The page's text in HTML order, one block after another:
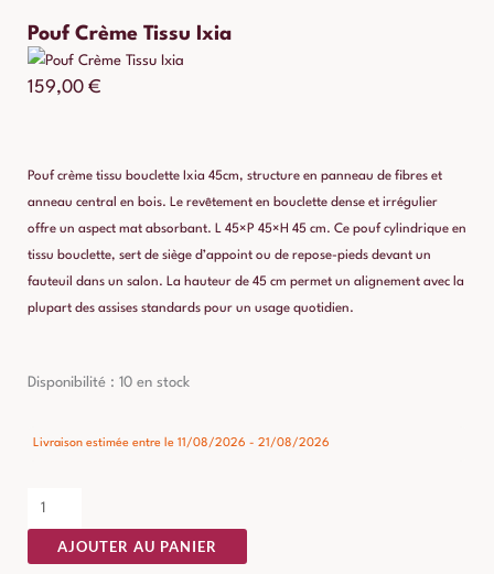
Pouf Crème Tissu Ixia
159,00 €
Pouf crème tissu bouclette Ixia 45cm, structure en panneau de fibres et
anneau central en bois. Le revêtement en bouclette dense et irrégulier
offre un aspect mat absorbant. L 45×P 45×H 45 cm. Ce pouf cylindrique en
tissu bouclette, sert de siège d’appoint ou de repose-pieds devant un
fauteuil dans un salon. La hauteur de 45 cm permet un alignement avec la
plupart des assises standards pour un usage quotidien.
Disponibilité : 10 en stock
Livraison estimée entre le 11/08/2026 - 21/08/2026
quantité
Pouf
Tissu
Ixia
AJOUTER AU PANIER